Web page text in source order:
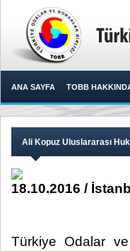
ANA SAYFA TOBB
Ali Kopuz Uluslararası
18.10.2016 /
Türkiye Odalar